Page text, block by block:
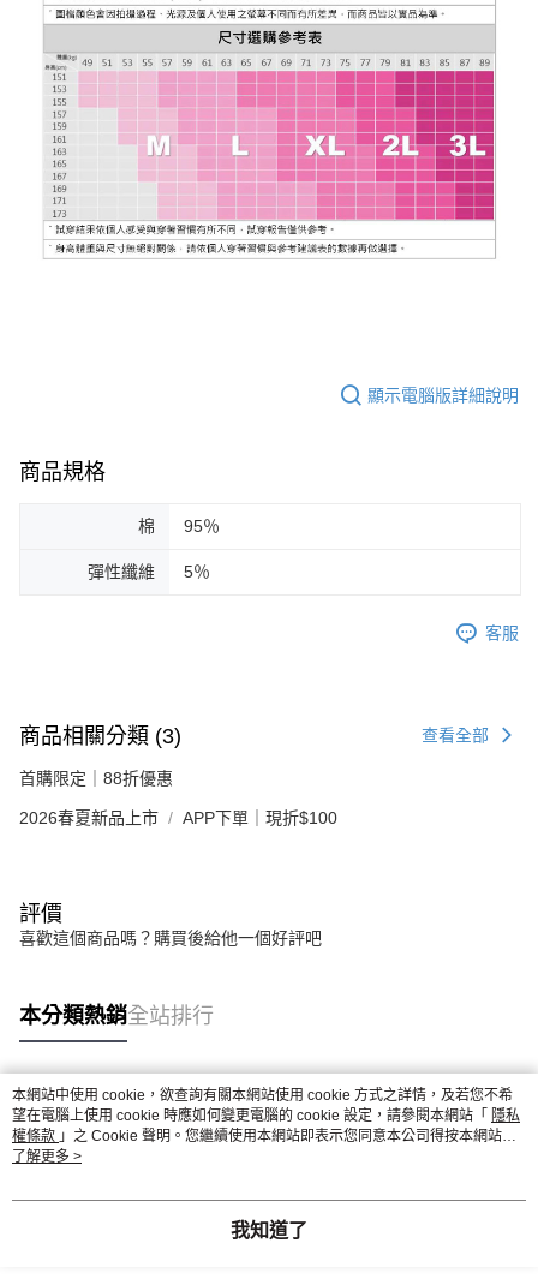
顯示電腦版詳細說明
商品規格
棉 95％
彈性纖維 5％
客服
商品相關分類 (3) 查看全部
首購限定｜88折優惠
2026春夏新品上市 APP下單｜現折$100
評價
喜歡這個商品嗎？購買後給他一個好評吧
本分類熱銷全站排行
熱門標籤
本網站中使用 cookie，欲查詢有關本網站使用 cookie 方式之詳情，及若您不希
望在電腦上使用 cookie 時應如何變更電腦的 cookie 設定，請參閱本網站「 隱私
權條款 」之 Cookie 聲明。您繼續使用本網站即表示您同意本公司得按本網站使
用條款之 Cookie 聲明使用 cookie。
了解更多 >
我知道了